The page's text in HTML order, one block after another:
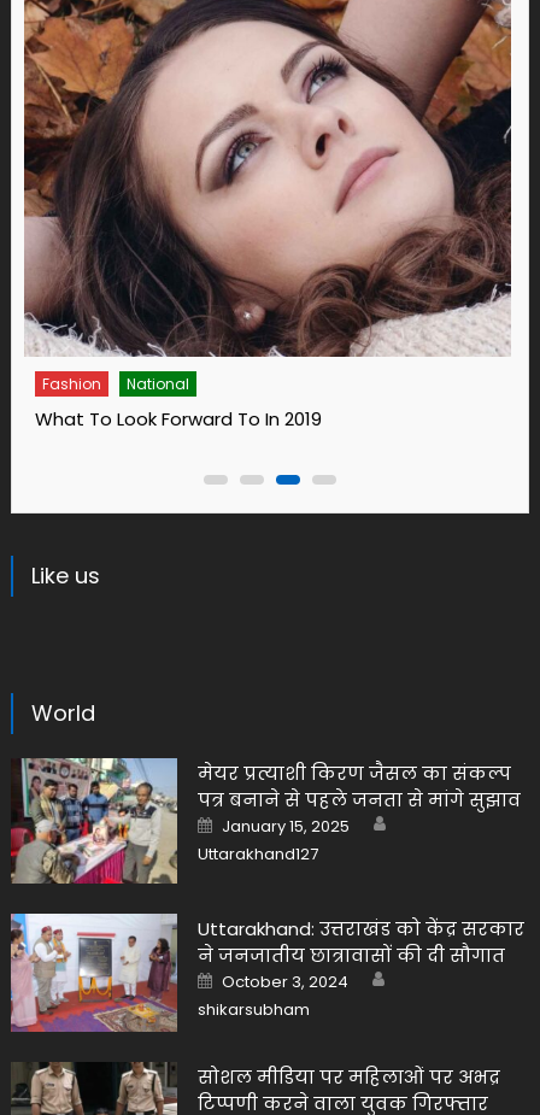
14 Ways To Bring Wellness Into
Like us
World
मेयर प्रत्याशी किरण जैसल का संकल्प
पत्र बनाने से पहले जनता से मांगे सुझाव
Posted
on
January 15, 2025
Uttarakhand127
Uttarakhand: उत्तराखंड को केंद्र सरकार
ने जनजातीय छात्रावासों की दी सौगात
Posted
on
October 3, 2024
shikarsubham
सोशल मीडिया पर महिलाओं पर अभद्र
टिप्पणी करने वाला युवक गिरफ्तार